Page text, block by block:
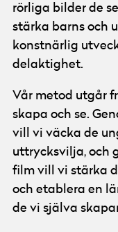
rörliga bilder de
stärka barns och
konstnärlig
delaktighet.
Vår metod utgår
skapa och se.
vill vi väcka de
uttrycksvilja, och
film vill vi stärka
och etablera en
de vi själva